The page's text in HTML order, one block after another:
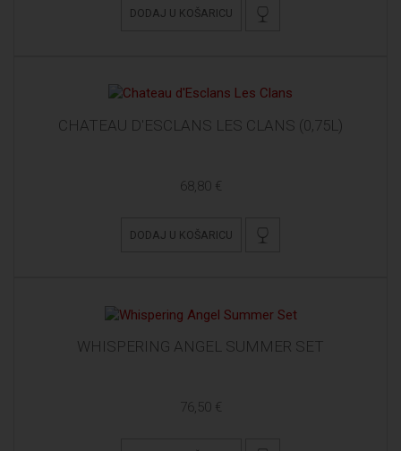
DODAJ U KOŠARICU
CHATEAU D'ESCLANS LES CLANS (0,75L)
68,80 €
DODAJ U KOŠARICU
WHISPERING ANGEL SUMMER SET
76,50 €